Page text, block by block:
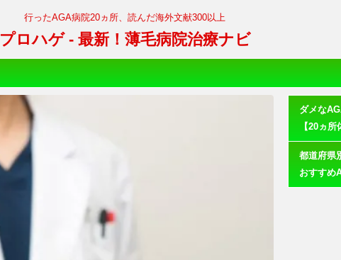
行ったAGA病院20ヵ所、読んだ海外文献300以上
プロハゲ - 最新！薄毛病院治療ナビ
ダメな
【20ヵ所
都道府県
おすすめ